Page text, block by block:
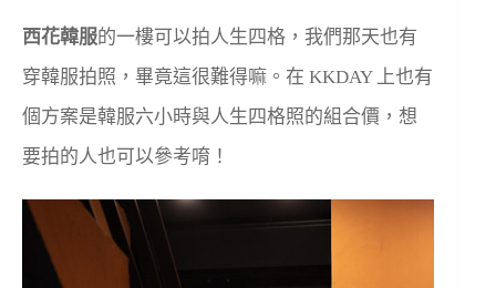
西花韓服的一樓可以拍人生四格，我們那天也有
穿韓服拍照，畢竟這很難得嘛。在 KKDAY 上也有
個方案是韓服六小時與人生四格照的組合價，想
要拍的人也可以參考唷！